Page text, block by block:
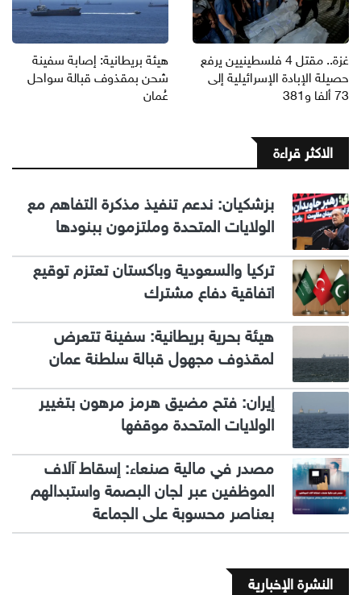
غزة.. مقتل 4 فلسطينيين يرفع
حصيلة الإبادة الإسرائيلية إلى
73 ألفا و381
هيئة بريطانية: إصابة سفينة
شحن بمقذوف قبالة سواحل
عُمان
الاكثر قراءة
بزشكيان: ندعم تنفيذ مذكرة التفاهم مع
الولايات المتحدة وملتزمون ببنودها
تركيا والسعودية وباكستان تعتزم توقيع
اتفاقية دفاع مشترك
هيئة بحرية بريطانية: سفينة تتعرض
لمقذوف مجهول قبالة سلطنة عمان
إيران: فتح مضيق هرمز مرهون بتغيير
الولايات المتحدة موقفها
مصدر في مالية صنعاء: إسقاط آلاف
الموظفين عبر لجان البصمة واستبدالهم
بعناصر محسوبة على الجماعة
النشرة الإخبارية